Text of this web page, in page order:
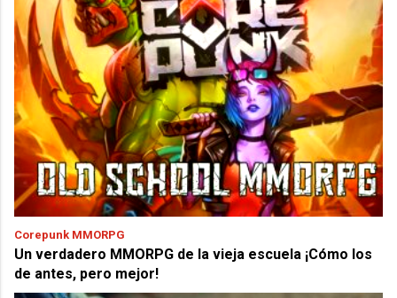
Corepunk MMORPG
Un verdadero MMORPG de la vieja escuela ¡Cómo los
de antes, pero mejor!